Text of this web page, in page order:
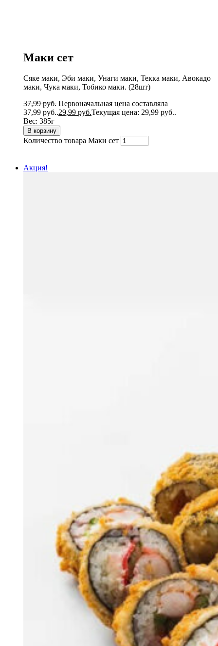
Маки сет
Сяке маки, Эби маки, Унаги маки, Текка маки, Авокадо
маки, Чука маки, Тобико маки. (28шт)
37,99руб. Первоначальная цена составляла
37,99 руб..29,99 руб.Текущая цена: 29,99 руб..
Вес: 385г
В корзину
Количество товара Маки сет
Акция!